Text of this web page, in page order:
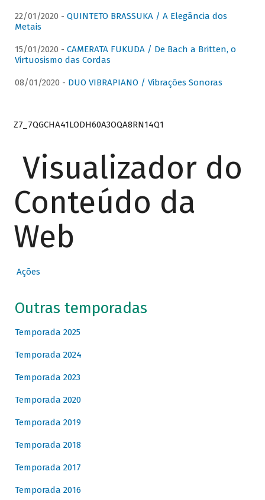
22/01/2020 - QUINTETO BRASSUKA / A Elegância dos
Metais
15/01/2020 - CAMERATA FUKUDA / De Bach a Britten, o
Virtuosismo das Cordas
08/01/2020 - DUO VIBRAPIANO / Vibrações Sonoras
Z7_7QGCHA41LODH60A3OQA8RN14Q1
Visualizador do
Conteúdo da
Web
Ações
Outras temporadas
Temporada 2025
Temporada 2024
Temporada 2023
Temporada 2020
Temporada 2019
Temporada 2018
Temporada 2017
Temporada 2016